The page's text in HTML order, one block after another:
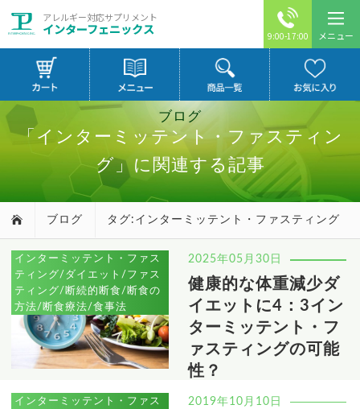
アレルギー対応サプリメント
インターフェニックス 9:00-17:00 メニュー
ブログ
「インターミッテント・ファスティン
グ」に関連する記事
ブログ タグ:インターミッテント・ファスティング
インターミッテント・ファス
ティング/ダイエット/ファス
ティング/断続的断食/断食の
方法/断食療法/食事法
2025年05月30日
健康的な体重減少ダ
イエットに4：3イン
ターミッテント・フ
ァスティングの可能
性？
インターミッテント・ファス
2019年10月10日